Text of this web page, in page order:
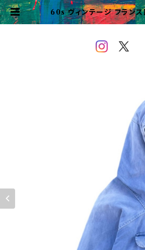
60s ヴィンテージ フランス
ラックパーカー ビンテー